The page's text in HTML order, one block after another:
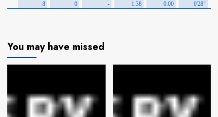
You may have missed